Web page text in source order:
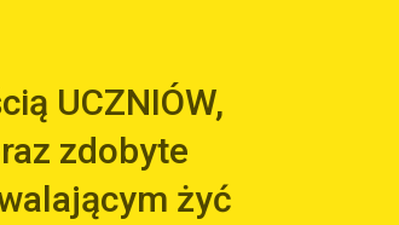
UCZNIÓW,
zdobyte
żyć